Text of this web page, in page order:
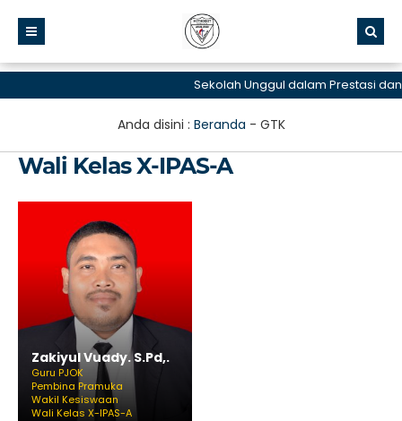
Sekolah Unggul dalam Prestasi dan
Anda disini : Beranda - GTK
Wali Kelas X-IPAS-A
Zakiyul Vuady. S.Pd,.
Guru PJOK
Pembina Pramuka
Wakil Kesiswaan
Wali Kelas X-IPAS-A